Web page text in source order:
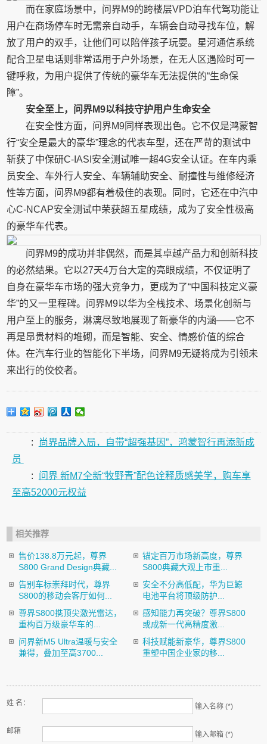
而在家庭场景中，问界M9的跨楼层VPD泊车代驾功能让
用户在商场停车时无需亲自动手，车辆会自动寻找车位，解
放了用户的双手，让他们可以陪伴孩子玩耍。星河通信系统
配合卫星电话则非常适用于户外场景，在无人区遇险时可一
键呼救，为用户提供了传统的豪华车无法提供的“生命保
障”。
安全至上，问界M9以科技守护用户生命安全
在安全性方面，问界M9同样表现出色。它不仅是鸿蒙智
行“安全是最大的豪华”理念的代表车型，还在严苛的测试中
斩获了中保研C-IASI安全测试唯一超4G安全认证。在车内乘
员安全、车外行人安全、车辆辅助安全、耐撞性与维修经济
性等方面，问界M9都有着极佳的表现。同时，它还在中汽中
心C-NCAP安全测试中荣获超五星成绩，成为了安全性极高
的豪华车代表。
问界M9的成功并非偶然，而是其卓越产品力和创新科技
的必然结果。它以27天4万台大定的亮眼成绩，不仅证明了
自身在豪华车市场的强大竞争力，更成为了“中国科技定义豪
华”的又一里程碑。问界M9以华为全栈技术、场景化创新与
用户至上的服务，淋漓尽致地展现了新豪华的内涵——它不
再是昂贵材料的堆砌，而是智能、安全、情感价值的综合
体。在汽车行业的智能化下半场，问界M9无疑将成为引领未
来出行的佼佼者。
:
尚界品牌入局，自带“超强基因”，鸿蒙智行再添新成
员
:
问界 新M7全新“牧野青”配色诠释质感美学，购车享
至高52000元权益
相关推荐
售价138.8万元起，尊界
S800 Grand Design典藏...
锚定百万市场新高度，尊界
S800典藏大观上市重...
告别车标崇拜时代，尊界
S800的移动会客厅如何...
安全不分高低配，华为巨鲸
电池平台将顶级防护...
尊界S800携顶尖激光雷达，
重构百万级豪华车的...
感知能力再突破？尊界S800
或成新一代高精度激...
问界新M5 Ultra温暖与安全
兼得，叠加至高3700...
科技赋能新豪华，尊界S800
重塑中国企业家的移...
姓 名： 输入名称 (*)
邮箱 输入邮箱 (*)